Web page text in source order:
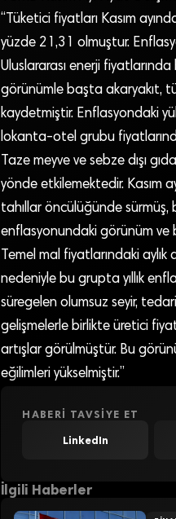
“Tüketici fiyatları Kasım
yüzde 21,31 olmuştur.
Uluslararası enerji
görünümle başta akaryakıt,
kaydetmiştir. Enflasyondaki
lokanta-otel grubu
Taze meyve ve sebze dışı
yönde etkilemektedir. Kasım
tahıllar öncülüğünde sürmüş,
enflasyonundaki görünüm ve
Temel mal fiyatlarındaki aylık
nedeniyle bu grupta yıllık
süregelen olumsuz seyir,
gelişmelerle birlikte üretici
artışlar görülmüştür. Bu
eğilimleri yükselmiştir.”
HABERI TAVSIYE ET
LinkedIn
İlgili Haberler